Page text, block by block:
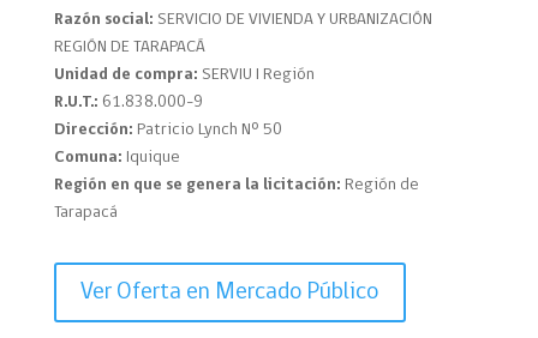
Razón social: SERVICIO DE VIVIENDA Y URBANIZACIÓN
REGIÓN DE TARAPACÁ
Unidad de compra: SERVIU I Región
R.U.T.: 61.838.000-9
Dirección: Patricio Lynch Nº 50
Comuna: Iquique
Región en que se genera la licitación: Región de
Tarapacá
Ver Oferta en Mercado Público